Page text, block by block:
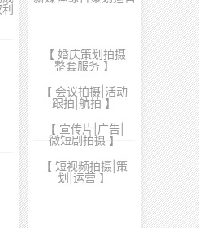
【 婚庆策划拍摄
整套服务 】
【 会议拍摄|活动
跟拍|航拍 】
【 宣传片|广告|
微短剧拍摄 】
【 短视频拍摄|策
划|运营 】